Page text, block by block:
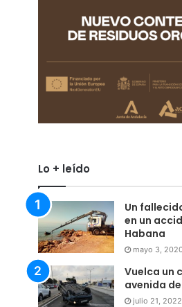
Lo + leído
Un
en un
Habana
mayo 3, 2020
Vuelca un
avenida
julio 21, 2022